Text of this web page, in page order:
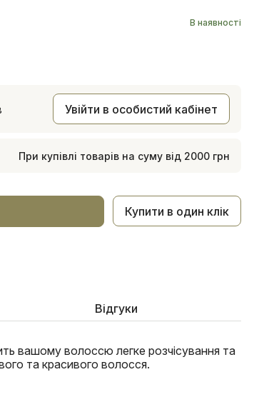
В наявності
Увійти в особистий кабінет
При купівлі товарів на суму від 2000 грн
Купити в один клік
Відгуки
вашому волоссю легке розчісування та
та красивого волосся.